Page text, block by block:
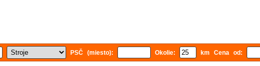
PSČ (miesto): Okolie: km Cena od: